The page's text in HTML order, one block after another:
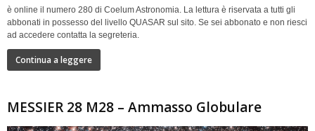
è online il numero 280 di Coelum Astronomia. La lettura è riservata a tutti gli
abbonati in possesso del livello QUASAR sul sito. Se sei abbonato e non riesci
ad accedere contatta la segreteria.
Continua a leggere
MESSIER 28 M28 – Ammasso Globulare